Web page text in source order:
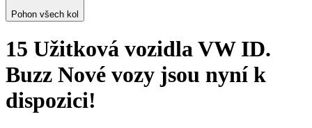
Pohon všech kol
15 Užitková vozidla VW ID.
Buzz Nové vozy jsou nyní k
dispozici!